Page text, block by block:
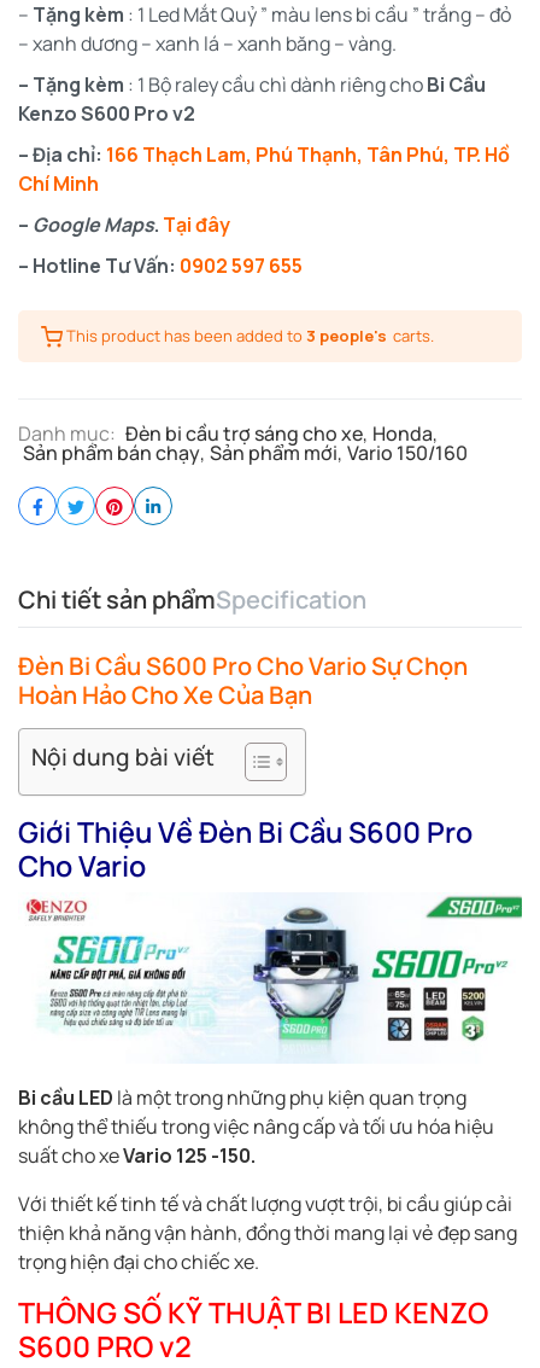
– Tặng kèm : 1 Led Mắt Quỷ ” màu lens bi cầu ” trắng – đỏ
– xanh dương – xanh lá – xanh băng – vàng.
– Tặng kèm : 1 Bộ raley cầu chì dành riêng choBi Cầu
Kenzo S600 Pro v2
– Địa chỉ: 166 Thạch Lam, Phú Thạnh, Tân Phú, TP. Hồ
Chí Minh
– Google Maps. Tại đây
– Hotline Tư Vấn: 0902 597 655
This product has been added to 3 people's carts.
Danh mục: Đèn bi cầu trợ sáng cho xe, Honda,
Sản phẩm bán chạy, Sản phẩm mới, Vario 150/160
Chi tiết sản phẩmSpecification
Đèn Bi Cầu S600 Pro Cho Vario Sự Chọn
Hoàn Hảo Cho Xe Của Bạn
Nội dung bài viết
Giới Thiệu Về Đèn Bi Cầu S600 Pro
Cho Vario
Bi cầu LED là một trong những phụ kiện quan trọng
không thể thiếu trong việc nâng cấp và tối ưu hóa hiệu
suất cho xeVario 125 -150.
Với thiết kế tinh tế và chất lượng vượt trội, bi cầu giúp cải
thiện khả năng vận hành, đồng thời mang lại vẻ đẹp sang
trọng hiện đại cho chiếc xe.
THÔNG SỐ KỸ THUẬT BI LED KENZO
S600 PRO v2